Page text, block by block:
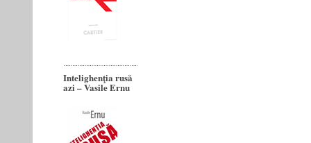
Intelighenţia rusă
azi – Vasile Ernu